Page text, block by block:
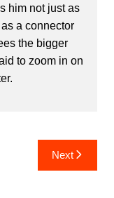
him not just as
a connector
the bigger
to zoom in on
Next